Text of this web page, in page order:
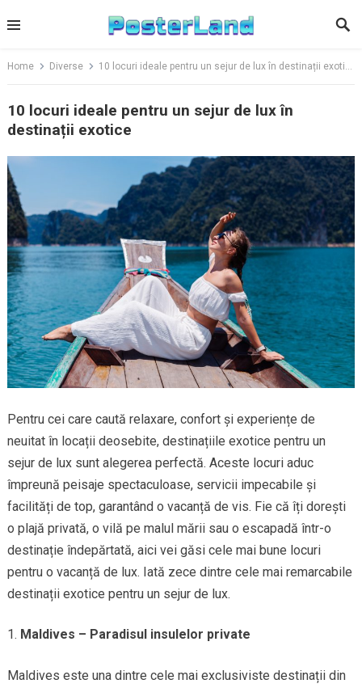
to
Home Diverse 10 locuri ideale pentru un sejur de lux în destinații exotice
10 locuri ideale pentru un sejur de lux în
destinații exotice
Pentru cei care caută relaxare, confort și experiențe de
neuitat în locații deosebite, destinațiile exotice pentru un
sejur de lux sunt alegerea perfectă. Aceste locuri aduc
împreună peisaje spectaculoase, servicii impecabile și
facilități de top, garantând o vacanță de vis. Fie că îți dorești
o plajă privată, o vilă pe malul mării sau o escapadă într-o
destinație îndepărtată, aici vei găsi cele mai bune locuri
pentru o vacanță de lux. Iată zece dintre cele mai remarcabile
destinații exotice pentru un sejur de lux.
Maldives – Paradisul insulelor private
Maldives este una dintre cele mai exclusiviste destinații din